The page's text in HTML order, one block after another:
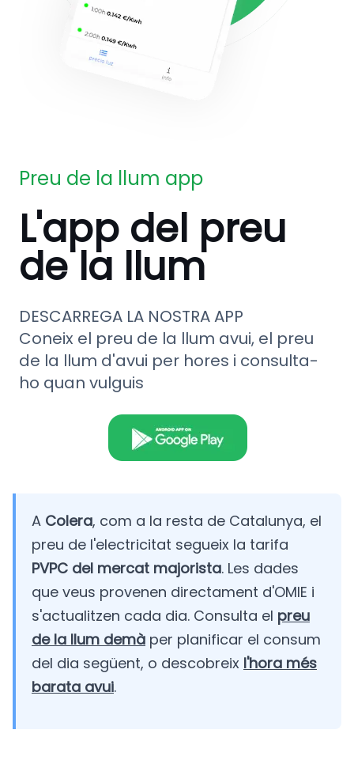
Preu de la llum app
L'app del preu
de la llum
DESCARREGA LA NOSTRA APP
Coneix el preu de la llum avui, el preu
de la llum d'avui per hores i consulta-
ho quan vulguis
A Colera, com a la resta de Catalunya, el
preu de l'electricitat segueix la tarifa
PVPC del mercat majorista. Les dades
que veus provenen directament d'OMIE i
s'actualitzen cada dia. Consulta el preu
de la llum demà per planificar el consum
del dia següent, o descobreix l'hora més
barata avui.